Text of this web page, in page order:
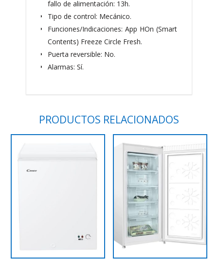
fallo de alimentación: 13h.
Tipo de control: Mecánico.
Funciones/Indicaciones: App HOn (Smart
Contents) Freeze Circle Fresh.
Puerta reversible: No.
Alarmas: Sí.
PRODUCTOS RELACIONADOS